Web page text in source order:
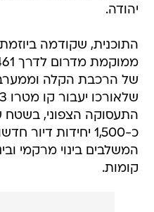
יהודה.
התוכנית, שקודמה
של הרכבת הקלה וממערב
כ-1,500 יחידות
קומות.